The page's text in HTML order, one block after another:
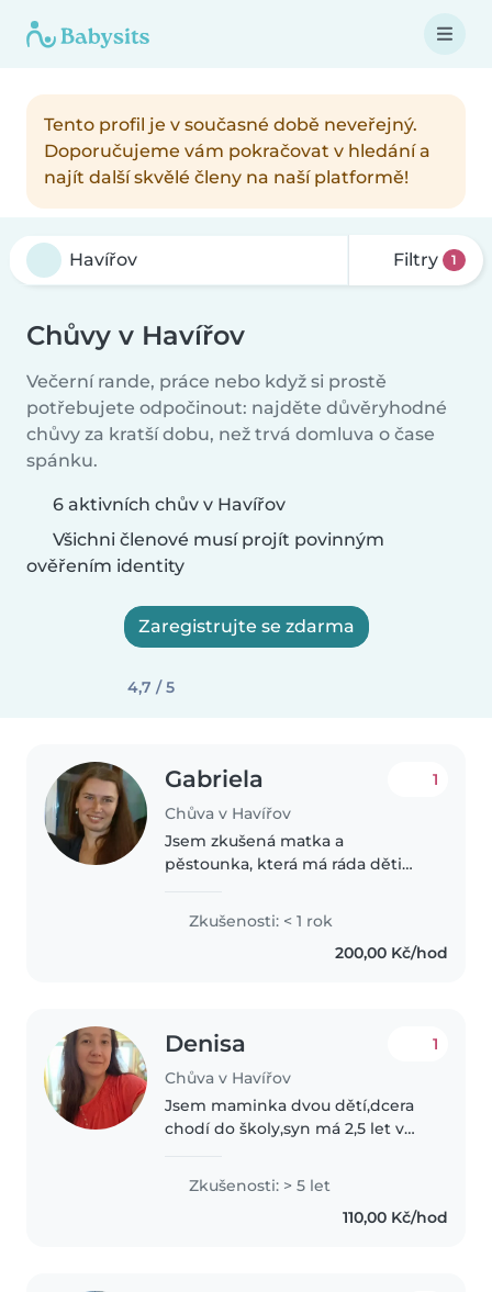
Tento profil je v současné době neveřejný.
Doporučujeme vám pokračovat v hledání a
najít další skvělé členy na naší platformě!
Filtry 1
Chůvy v Havířov
Večerní rande, práce nebo když si prostě
potřebujete odpočinout: najděte důvěryhodné
chůvy za kratší dobu, než trvá domluva o čase
spánku.
6 aktivních chův v Havířov
Všichni členové musí projít povinným
ověřením identity
Zaregistrujte se zdarma
4,7 / 5
Gabriela
Chůva v Havířov
1
Jsem zkušená matka a
pěstounka, která má ráda děti
miminek až po teenagery. I když
nemám předchozí zkušenosti s
hlídáním, mám děti vlastní a
Zkušenosti: < 1 rok
200,00 Kč/hod
Denisa
Chůva v Havířov
1
Jsem maminka dvou dětí,dcera
chodí do školy,syn má 2,5 let v
vždy se na všem ráda
domluvím.Ráda pohlídám u mě
Zkušenosti: > 5 let
110,00 Kč/hod